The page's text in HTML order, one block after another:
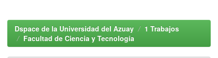
Dspace de la Universidad del Azuay
1 Trabajos
Facultad de Ciencia y Tecnología